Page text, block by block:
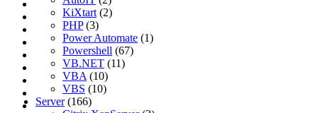
KiXtart (2)
PHP(3)
Power Automate (1)
Powershell (67)
VB.NET (11)
VBA (10)
VBS (10)
Server(166)